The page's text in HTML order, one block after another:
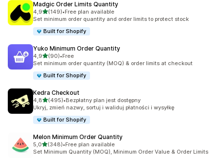
Madgic Order Limits Quantity
4,9na 5 gwiazdek
(149)
Łączna liczba recenzji: 149
•Free plan available
Set minimum order quantity and order limits to protect stock
Built for Shopify
Yuko Minimum Order Quantity
4,9na 5 gwiazdek
(90)
Łączna liczba recenzji: 90
•Free
Set minimum order quantity (MOQ) & order limits at checkout
Built for Shopify
Kedra Checkout
4,8na 5 gwiazdek
(495)
Łączna liczba recenzji: 495
•Bezpłatny plan jest dostępny
Ukryj, zmień nazwy, sortuj i waliduj płatności i wysyłkę
Built for Shopify
Melon Minimum Order Quantity
5,0na 5 gwiazdek
(348)
Łączna liczba recenzji: 348
•Free plan available
Set Minimum Quantity (MOQ), Minimum Order Value & Order Limits